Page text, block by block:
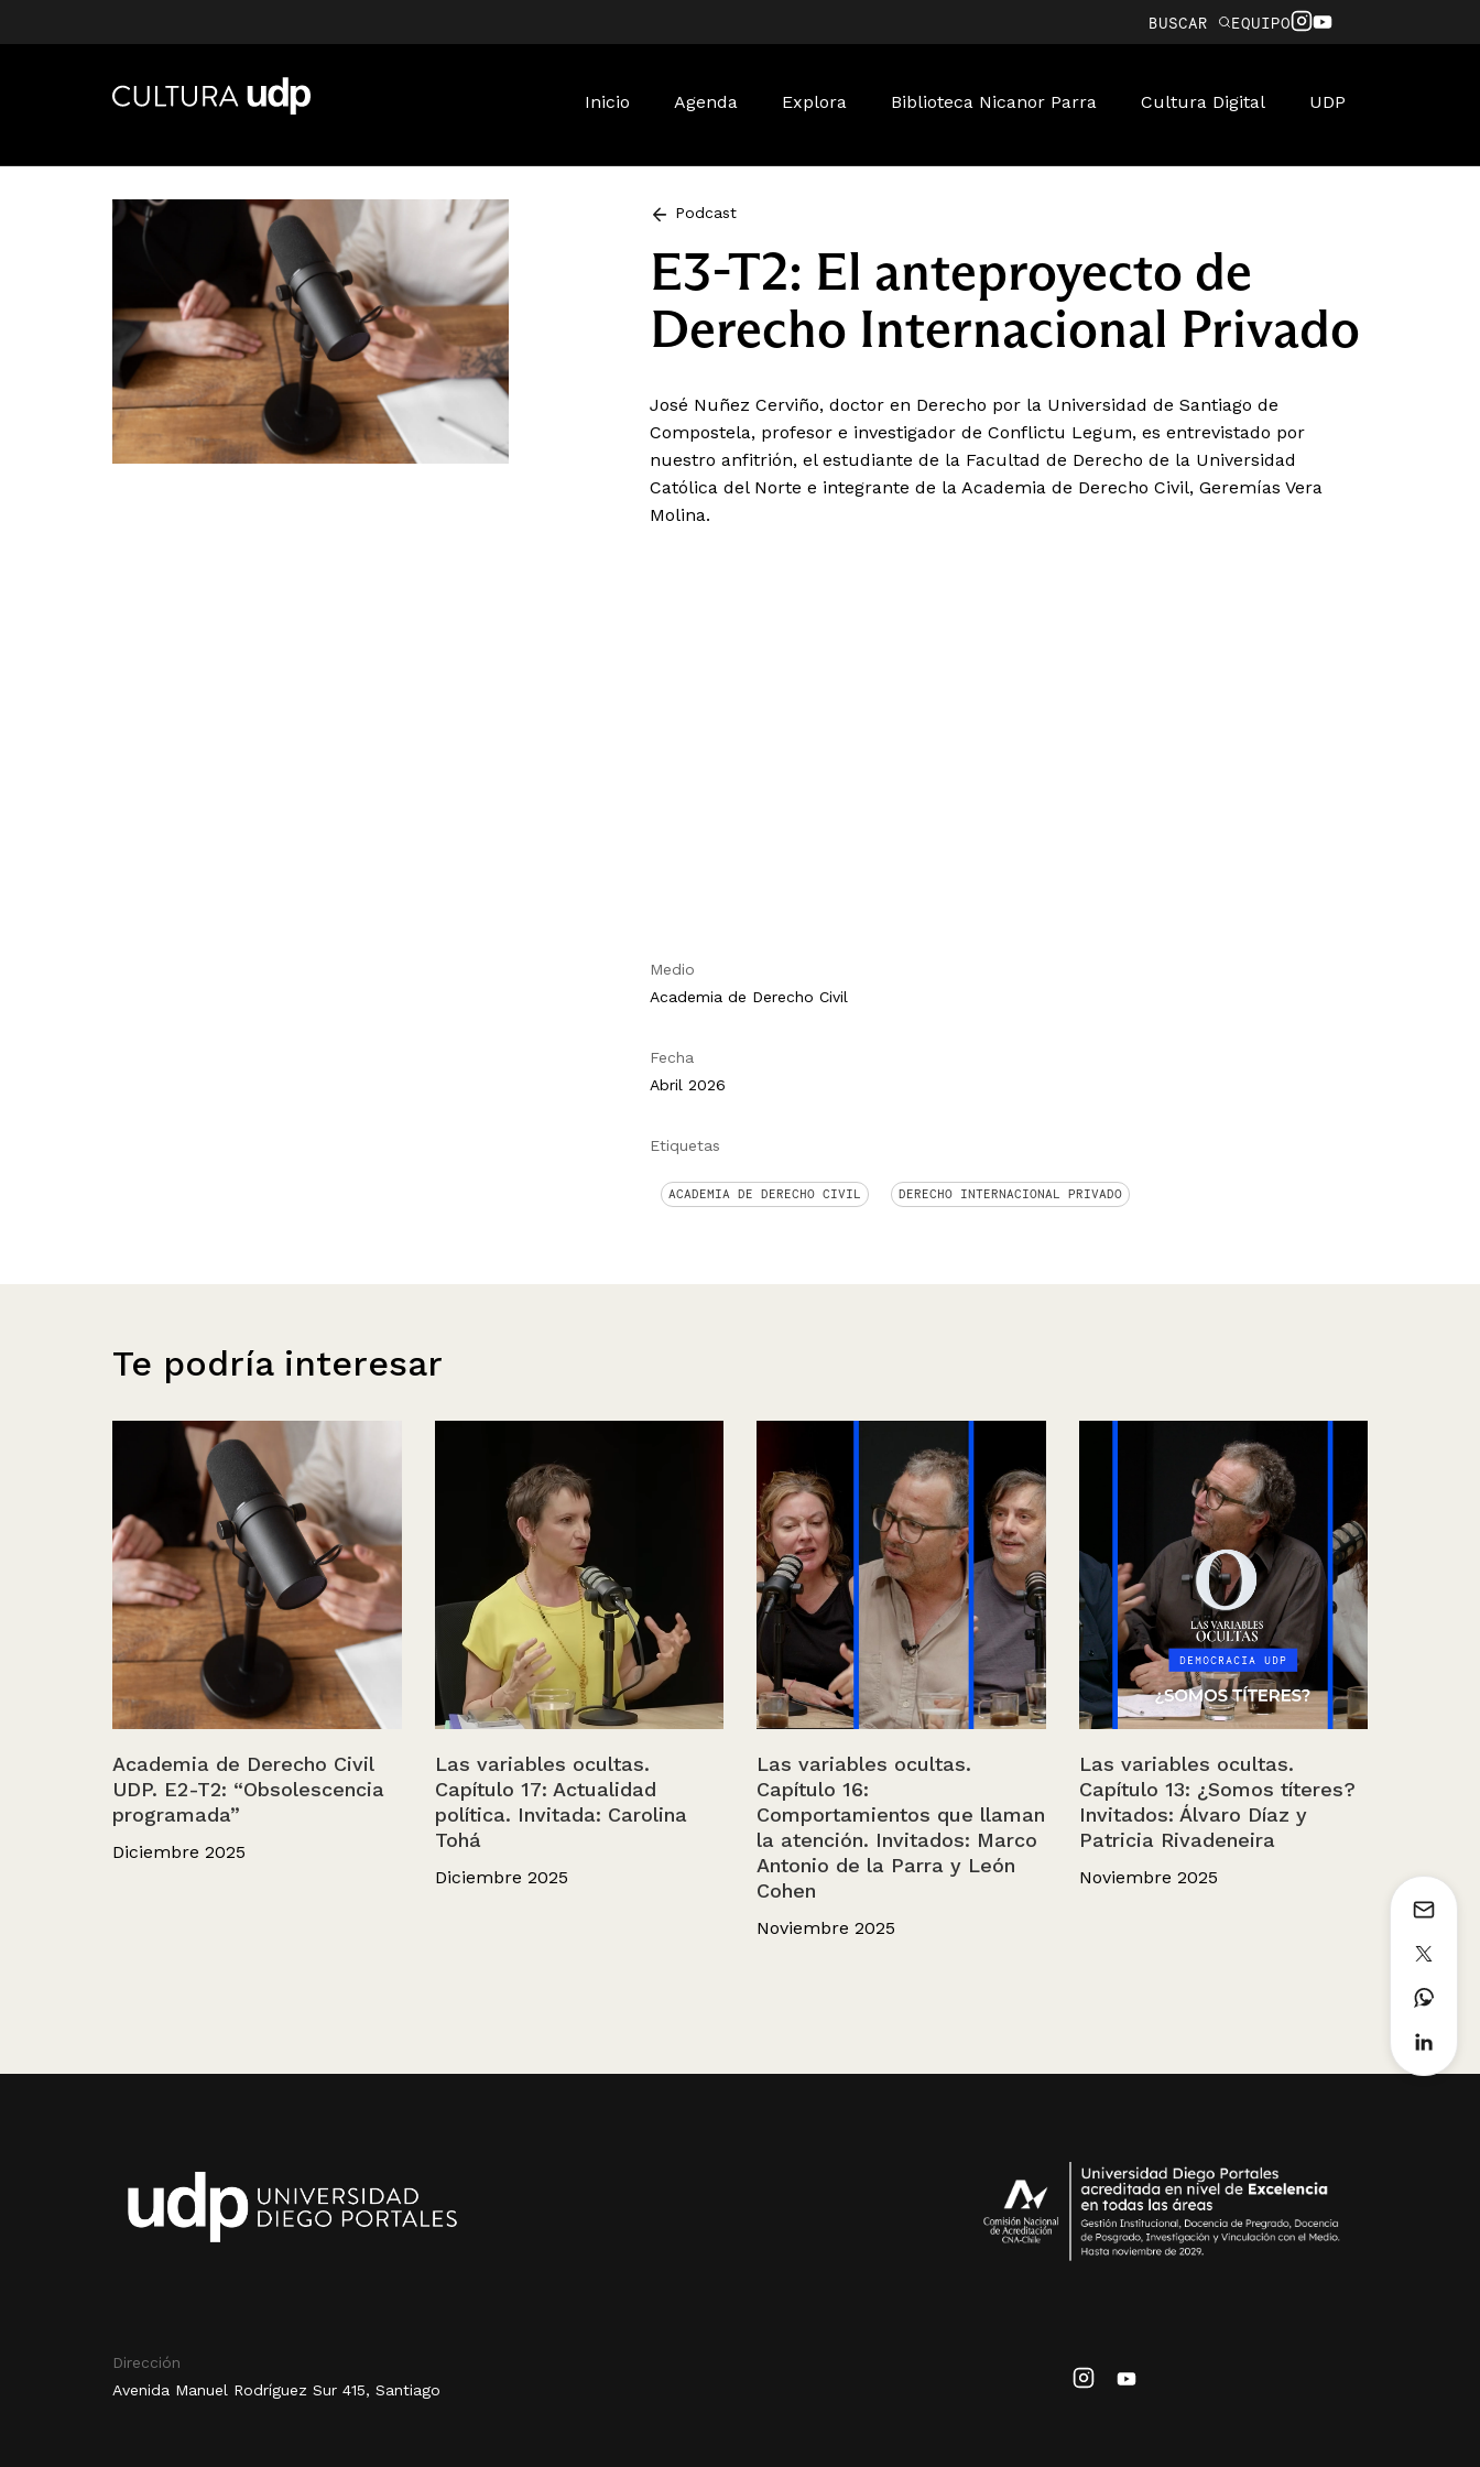
BUSCAR EQUIPO
Inicio Agenda Explora Biblioteca Nicanor Parra Cultura Digital UDP
Podcast
E3-T2: El anteproyecto de
Derecho Internacional Privado
José Nuñez Cerviño, doctor en Derecho por la Universidad de Santiago de
Compostela, profesor e investigador de Conflictu Legum, es entrevistado por
nuestro anfitrión, el estudiante de la Facultad de Derecho de la Universidad
Católica del Norte e integrante de la Academia de Derecho Civil, Geremías Vera
Molina.
Medio
Academia de Derecho Civil
Fecha
Abril 2026
Etiquetas
ACADEMIA DE DERECHO CIVIL DERECHO INTERNACIONAL PRIVADO
Te podría interesar
Academia de Derecho Civil
UDP. E2-T2: “Obsolescencia
programada”
Diciembre 2025
Las variables ocultas.
Capítulo 17: Actualidad
política. Invitada: Carolina
Tohá
Diciembre 2025
Las variables ocultas.
Capítulo 16:
Comportamientos que llaman
la atención. Invitados: Marco
Antonio de la Parra y León
Cohen
Noviembre 2025
Las variables ocultas.
Capítulo 13: ¿Somos títeres?
Invitados: Álvaro Díaz y
Patricia Rivadeneira
Noviembre 2025
Dirección
Avenida Manuel Rodríguez Sur 415, Santiago